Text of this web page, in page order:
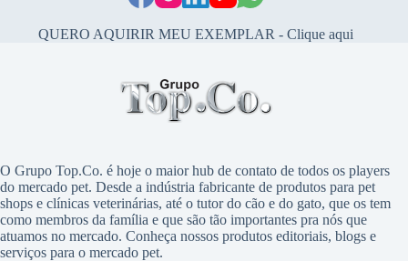
QUERO AQUIRIR MEU EXEMPLAR - Clique aqui
O Grupo Top.Co. é hoje o maior hub de contato de todos os players
do mercado pet. Desde a indústria fabricante de produtos para pet
shops e clínicas veterinárias, até o tutor do cão e do gato, que os tem
como membros da família e que são tão importantes pra nós que
atuamos no mercado. Conheça nossos produtos editoriais, blogs e
serviços para o mercado pet.